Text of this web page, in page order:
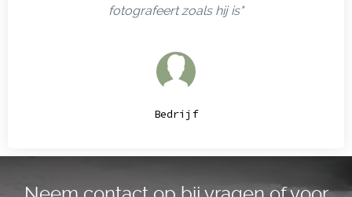
fotografeert zoals hij is"
Bedrijf